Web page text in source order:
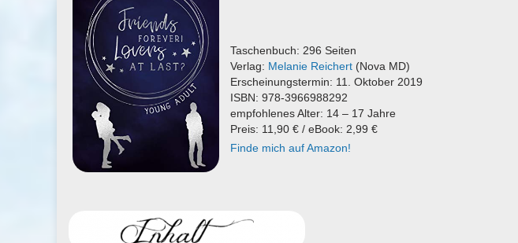
Taschenbuch: 296 Seiten
Verlag: Melanie Reichert (Nova MD)
Erscheinungstermin: 11. Oktober 2019
ISBN: 978-3966988292
empfohlenes Alter: 14 – 17 Jahre
Preis: 11,90 € / eBook: 2,99 €
Finde mich auf Amazon!